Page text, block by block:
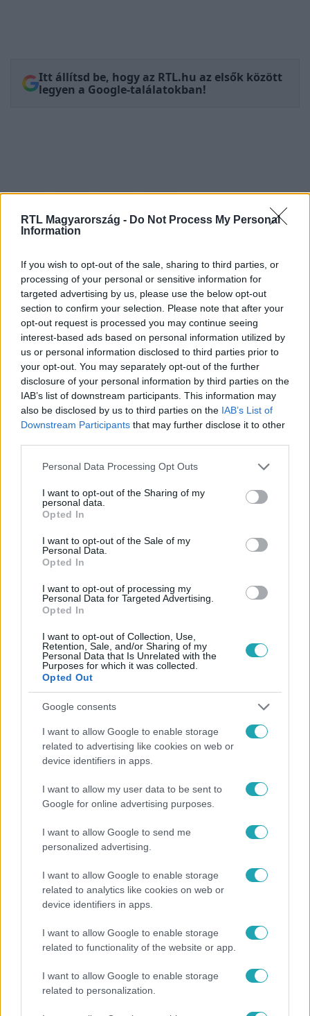
RTL Magyarország - Do Not Process My Personal
Information
If you wish to opt-out of the sale, sharing to third parties, or
processing of your personal or sensitive information for
targeted advertising by us, please use the below opt-out
section to confirm your selection. Please note that after your
opt-out request is processed you may continue seeing
interest-based ads based on personal information utilized by
us or personal information disclosed to third parties prior to
your opt-out. You may separately opt-out of the further
disclosure of your personal information by third parties on the
IAB’s list of downstream participants. This information may
also be disclosed by us to third parties on the IAB’s List of
Downstream Participants that may further disclose it to other
Please note that this website/app uses one or more Google
not limited to your visit or usage behaviour. You may click to
grant or deny consent to Google and its third-party tags to
use your data for below specified purposes in below Google
consent section.
Personal Data Processing Opt Outs
I want to opt-out of the Sharing of my
personal data.
Opted In
I want to opt-out of the Sale of my
Personal Data.
Opted In
I want to opt-out of processing my
Personal Data for Targeted Advertising.
Opted In
I want to opt-out of Collection, Use,
Retention, Sale, and/or Sharing of my
Personal Data that Is Unrelated with the
Purposes for which it was collected.
Opted Out
Google consents
I want to allow Google to enable storage
related to advertising like cookies on web or
device identifiers in apps.
I want to allow my user data to be sent to
Google for online advertising purposes.
I want to allow Google to send me
personalized advertising.
I want to allow Google to enable storage
related to analytics like cookies on web or
device identifiers in apps.
I want to allow Google to enable storage
related to functionality of the website or app.
I want to allow Google to enable storage
related to personalization.
Itt állítsd be, hogy az RTL.hu az elsők között
legyen a Google-találatokban!
Kövess minket, és értesülj a friss
hírekről a Facebookon is!
Követem
#ÉLETMÓD MENTÁLIS EGÉSZSÉG #ÖNISMERET
#LÉLEK #PSZICHOLÓGIA #SZERELEM
AGYKUTATÁS # SZERETET TÍPUSAI
NEUROBIOLÓGIA
Népszerű
Ez a nyári lábbeli észrevétlenül nyírja ki a
bokádat és a gerincedet